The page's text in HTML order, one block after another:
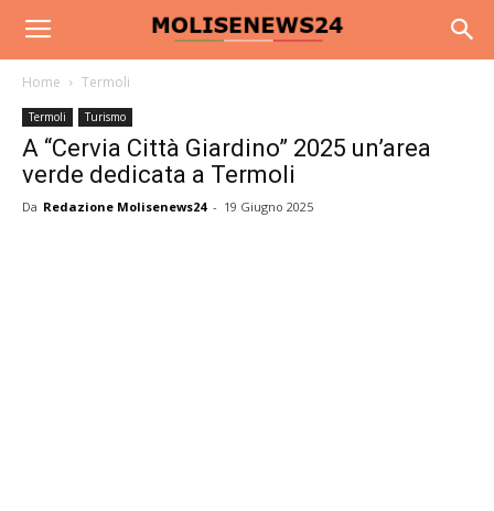
Home Termoli
Termoli Turismo
A “Cervia Città Giardino” 2025 un’area
verde dedicata a Termoli
Da Redazione Molisenews24 - 19 Giugno 2025